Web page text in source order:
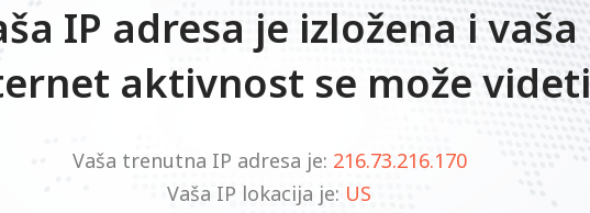
IP adresa je izložena i vaša
aktivnost se može videti
Vaša trenutna IP adresa je: 216.73.216.170
Vaša IP lokacija je: US